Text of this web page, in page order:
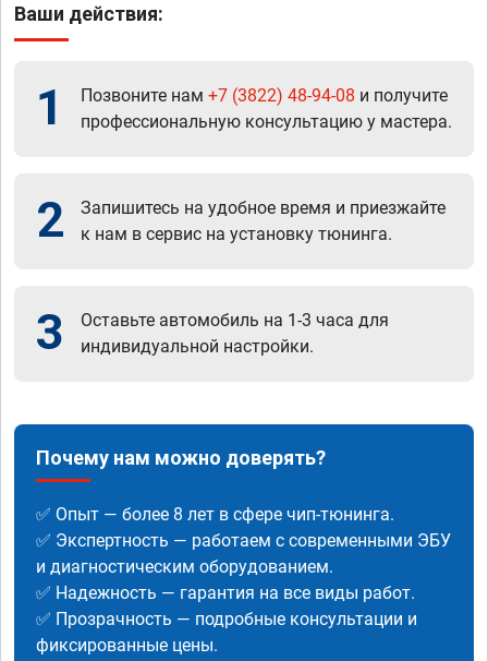
Ваши действия:
1 Позвоните нам +7 (3822) 48-94-08 и получите
профессиональную консультацию у мастера.
2
Запишитесь на удобное время и приезжайте
к нам в сервис на установку тюнинга.
3
Оставьте автомобиль на 1-3 часа для
индивидуальной настройки.
Почему нам можно доверять?
✅ Опыт — более 8 лет в сфере чип-тюнинга.
✅ Экспертность — работаем с современными ЭБУ
и диагностическим оборудованием.
✅ Надежность — гарантия на все виды работ.
✅ Прозрачность — подробные консультации и
фиксированные цены.